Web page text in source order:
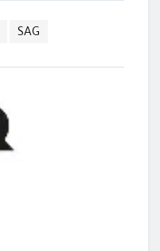
SAG